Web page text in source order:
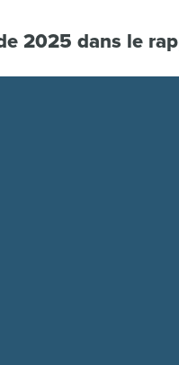
2025 dans le